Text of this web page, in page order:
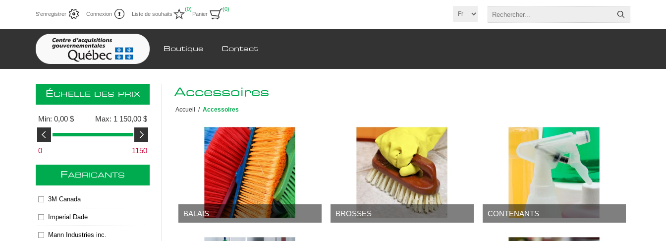
S'enregistrer Connexion Liste de souhaits
(0)
Panier
(0)
Boutique Contact
Accessoires
Accueil / Accessoires
BALAIS BROSSES CONTENANTS
ÉCHELLE DES PRIX
Min: 0,00 $ Max: 1 150,00 $
0 1150
FABRICANTS
3M Canada
Imperial Dade
Mann Industries inc.